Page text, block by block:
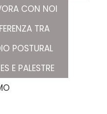
CON NOI
TRA
POSTURAL
E PALESTRE